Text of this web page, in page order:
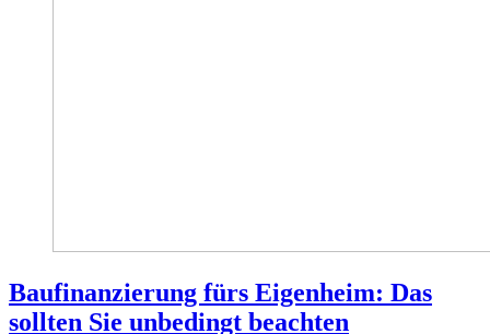
Baufinanzierung fürs Eigenheim: Das
sollten Sie unbedingt beachten